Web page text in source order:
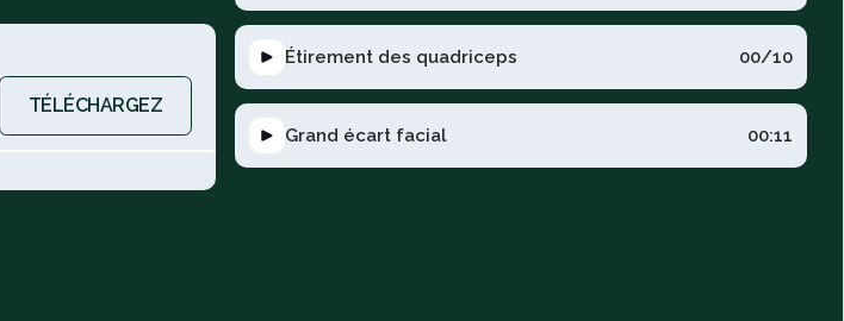
TÉLÉCHARGEZ
Étirement des quadriceps 00/10
Grand écart facial 00:11